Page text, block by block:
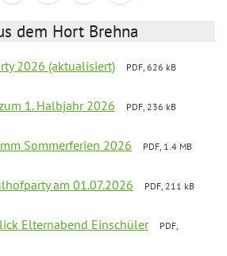
dem Hort Brehna
2026 (aktualisiert)
PDF, 626 kB
1. Halbjahr 2026
PDF, 236 kB
Sommerferien 2026
PDF, 1.4 MB
am 01.07.2026
PDF, 211 kB
Elternabend Einschüler
PDF,